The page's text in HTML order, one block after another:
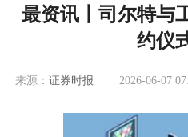
最资讯丨司尔特与
约仪
来源： 证券时报 2026-06-07